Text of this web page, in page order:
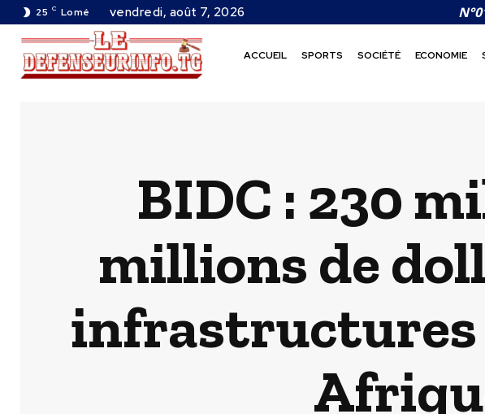
25 C Lomé vendredi, août 7, 2026
ACCUEIL SPORTS SOCIÉTÉ ECONOMIE
BIDC : 230
millions de
infrastructures